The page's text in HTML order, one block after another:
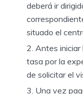
deberá ir
situado el
Antes iniciar
tasa por la
de solicitar el
Una vez